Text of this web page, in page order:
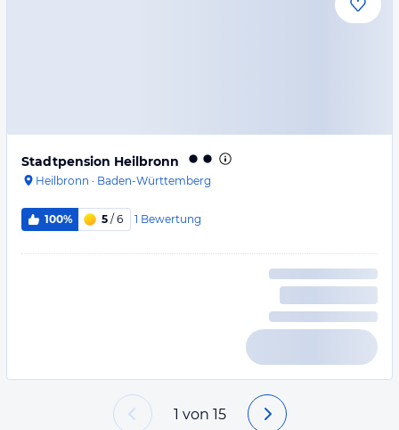
Stadtpension Heilbronn
Heilbronn · Baden-Württemberg
100% 5 / 6 1 Bewertung
1 von 15